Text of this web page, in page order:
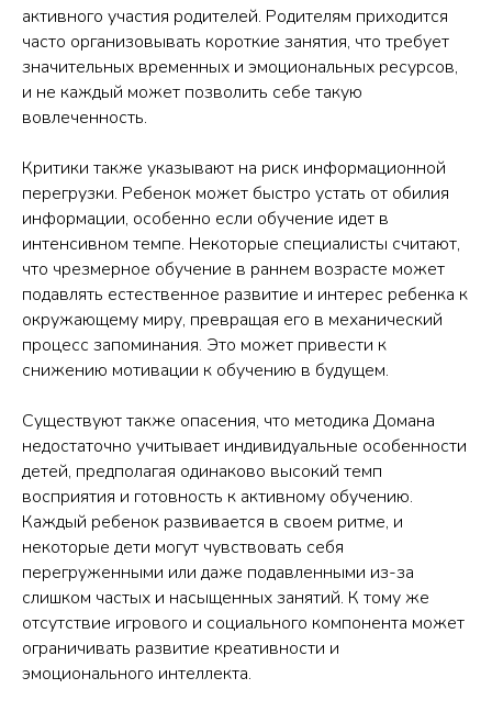
активного участия родителей. Родителям приходится
часто организовывать короткие занятия, что требует
значительных временных и эмоциональных ресурсов,
и не каждый может позволить себе такую
вовлеченность.
Критики также указывают на риск информационной
перегрузки. Ребенок может быстро устать от обилия
информации, особенно если обучение идет в
интенсивном темпе. Некоторые специалисты считают,
что чрезмерное обучение в раннем возрасте может
подавлять естественное развитие и интерес ребенка к
окружающему миру, превращая его в механический
процесс запоминания. Это может привести к
снижению мотивации к обучению в будущем.
Существуют также опасения, что методика Домана
недостаточно учитывает индивидуальные особенности
детей, предполагая одинаково высокий темп
восприятия и готовность к активному обучению.
Каждый ребенок развивается в своем ритме, и
некоторые дети могут чувствовать себя
перегруженными или даже подавленными из-за
слишком частых и насыщенных занятий. К тому же
отсутствие игрового и социального компонента может
ограничивать развитие креативности и
эмоционального интеллекта.